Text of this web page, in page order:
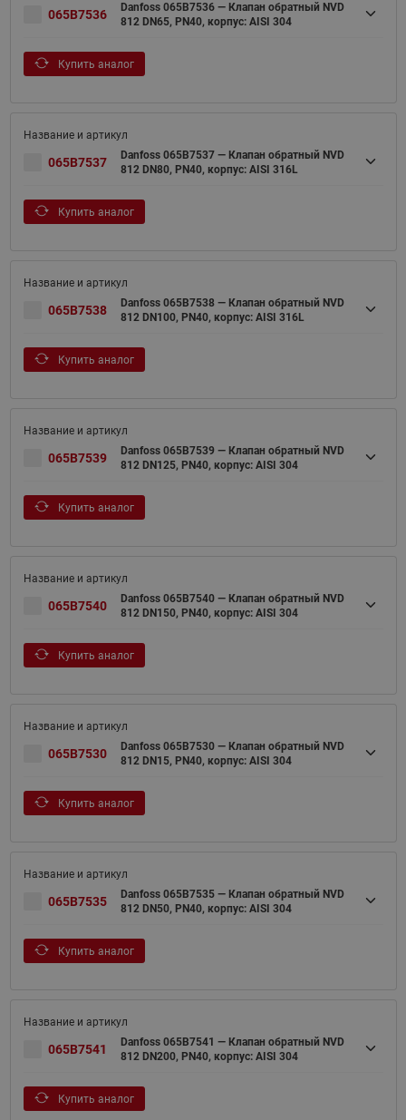
065B7536
Danfoss 065B7536 — Клапан обратный NVD
812 DN65, PN40, корпус: AISI 304
Купить аналог
065B7537
Danfoss 065B7537 — Клапан обратный NVD
812 DN80, PN40, корпус: AISI 316L
Купить аналог
065B7538
Danfoss 065B7538 — Клапан обратный NVD
812 DN100, PN40, корпус: AISI 316L
Купить аналог
065B7539
Danfoss 065B7539 — Клапан обратный NVD
812 DN125, PN40, корпус: AISI 304
Купить аналог
065B7540
Danfoss 065B7540 — Клапан обратный NVD
812 DN150, PN40, корпус: AISI 304
Купить аналог
065B7530
Danfoss 065B7530 — Клапан обратный NVD
812 DN15, PN40, корпус: AISI 304
Купить аналог
065B7535
Danfoss 065B7535 — Клапан обратный NVD
812 DN50, PN40, корпус: AISI 304
Купить аналог
065B7541
Danfoss 065B7541 — Клапан обратный NVD
812 DN200, PN40, корпус: AISI 304
Купить аналог